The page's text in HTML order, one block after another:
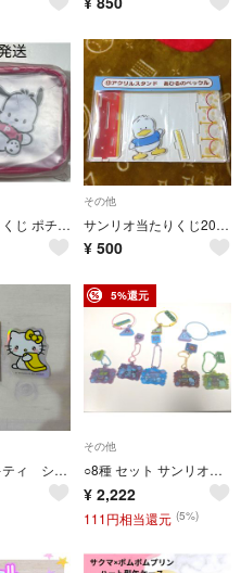
サンリオ当りくじ ポチャッコペックル ポーチ ポチャッコ
その他
サンリオ当たりくじ2024 あひるのペックル当たりくじ アクリルスタンド
¥ 500
スシロー キティ シール
5%還元
その他
○8種 セット サンリオキャラクターズじゃらじゃらキーホルダー
¥ 2,222
111円相当還元 (5%)